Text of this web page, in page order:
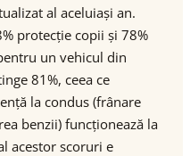
al aceluiași an.
protecție copii și 78%
un vehicul din
81%, ceea ce
la condus (frânare
benzii) funcționează la
acestor scoruri e